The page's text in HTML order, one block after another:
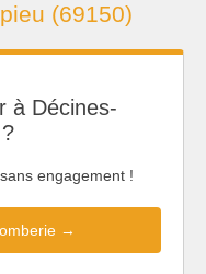
(69150)
à Décines-
engagement !
→